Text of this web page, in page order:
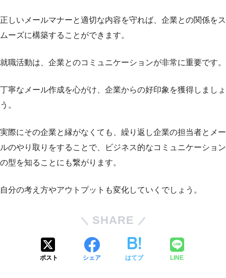
正しいメールマナーと適切な内容を守れば、企業との関係をス
ムーズに構築することができます。
就職活動は、企業とのコミュニケーションが非常に重要です。
丁寧なメール作成を心がけ、企業からの好印象を獲得しましょ
う。
実際にその企業と縁がなくても、繰り返し企業の担当者とメー
ルのやり取りをすることで、ビジネス的なコミュニケーション
の型を知ることにも繋がります。
自分の考え方やアウトプットも変化していくでしょう。
SHARE
ポスト シェア はてブ LINE